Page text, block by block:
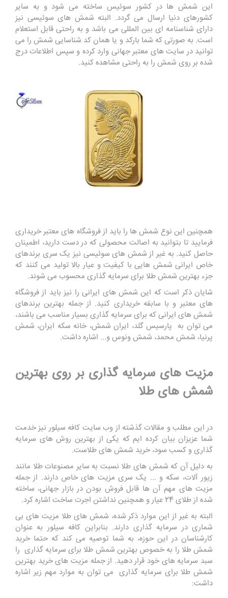
این شمش ها در کشور سوئیس ساخته می شود و به سایر
کشورهای دنیا ارسال می گردد. البته شمش های سوئیسی نیز
دارای شناسنامه ای بین المللی می باشد و به راحتی قابل استعلام
است. به صورتی که شما بارکد و یا همان کد شناسایی شمش را می
توانید در سایت های معتبر جهانی وارد کرده و سپس اطلاعات درج
شده بر روی شمش را به راحتی مشاهده کنید.
همچنین این نوع شمش ها را باید از فروشگاه های معتبر خریداری
فرمایید تا بتوانید به اصالت محصولی که در دست دارید، اطمینان
حاصل کنید. به غیر از شمش های سوئیسی نیز یک سری برندهای
خاص ایرانی شمش هایی با کیفیت و عیار بالا تولید می کنند که
جزء بهترین شمش طلا برای سرمایه گذاری محسوب می شوند.
شایان ذکر است که این شمش های ایرانی را نیز باید از فروشگاه
های معتبر و با سابقه خریداری کنید. از جمله بهترین برندهای
شمش های ایرانی که برای سرمایه گذاری بسیار مناسب می باشند،
می توان به پارسیس گلد، ایران شمش، خانه سکه ایران، شمش
پرنیا، شمش محمد، شمش ونوس و... اشاره داشت.
مزیت های سرمایه گذاری بر روی بهترین
شمش های طلا
در این مطلب و مقالات گذشته از وب سایت کافه سیلور نیز خدمت
شما عزیزان بیان کرده ایم که یکی از بهترین روش های سرمایه
گذاری و کسب سود، خرید شمش های طلاست.
به دلیل آن که شمش های طلا نسبت به سایر مصنوعات طلا مانند
زیور آلات، سکه و ... یک سری مزیت های خاص دارند. از جمله
مزیت های مهم آن ها قابل فروش بودن در بازار جهانی، ساخته
شده از طلای 24 عیار و همچنین نداشتن اجرت ساخت اشاره کرد.
البته به غیر از این موارد ذکر شده، شمش های طلا مزیت های بی
شماری در سرمایه گذاری دارند. بنابراین کافه سیلور به عنوان
کارشناسان در این حوزه، به شما توصیه می کند که حتما خرید
شمش طلا را به خصوص بهترین شمش طلا برای سرمایه گذاری را
سبد سرمایه های خود قرار دهید. از جمله مزیت های خرید بهترین
شمش طلا برای سرمایه گذاری می توان به موارد مهم زیر اشاره
داشت: